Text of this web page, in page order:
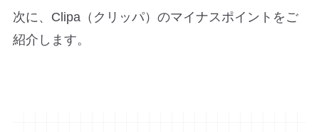
次に、Clipa（クリッパ）のマイナスポイントをご
紹介します。